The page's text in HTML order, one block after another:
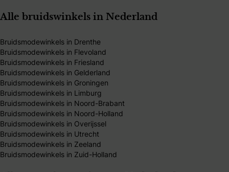
Alle bruidswinkels in Nederland
Bruidsmodewinkels in Drenthe
Bruidsmodewinkels in Flevoland
Bruidsmodewinkels in Friesland
Bruidsmodewinkels in Gelderland
Bruidsmodewinkels in Groningen
Bruidsmodewinkels in Limburg
Bruidsmodewinkels in Noord-Brabant
Bruidsmodewinkels in Noord-Holland
Bruidsmodewinkels in Overijssel
Bruidsmodewinkels in Utrecht
Bruidsmodewinkels in Zeeland
Bruidsmodewinkels in Zuid-Holland